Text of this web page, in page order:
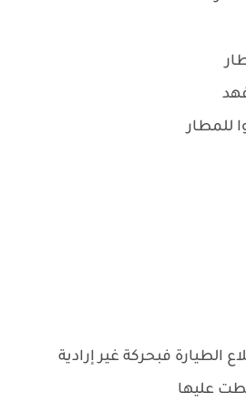
للمطار
الطيارة فبحركة غير إرادية
عليها